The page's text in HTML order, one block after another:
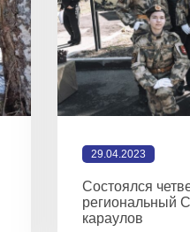
Состоялся
региональный
караулов
29.04.2023